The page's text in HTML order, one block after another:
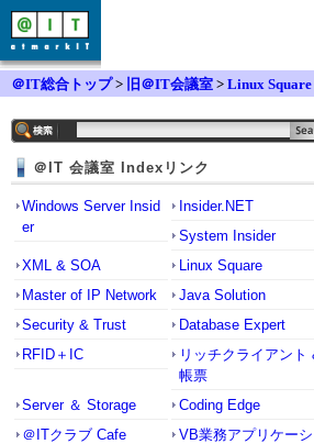
＠IT総合トップ> 旧＠IT会議室 > Linux Square
＠IT 会議室 Indexリンク
Windows Server Insid
er
Insider.NET
System Insider
XML & SOA
Linux Square
Master of IP Network
Java Solution
Security & Trust
Database Expert
RFID＋IC
リッチクライアント
帳票
Server ＆ Storage
Coding Edge
＠ITクラブ Cafe
VB業務アプリケーシ